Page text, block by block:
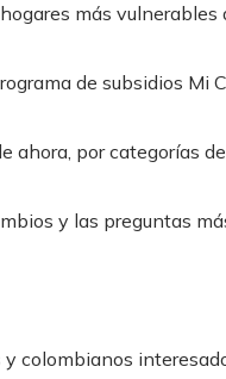
más vulnerables
de subsidios Mi
ahora, por categorías
y las preguntas
colombianos